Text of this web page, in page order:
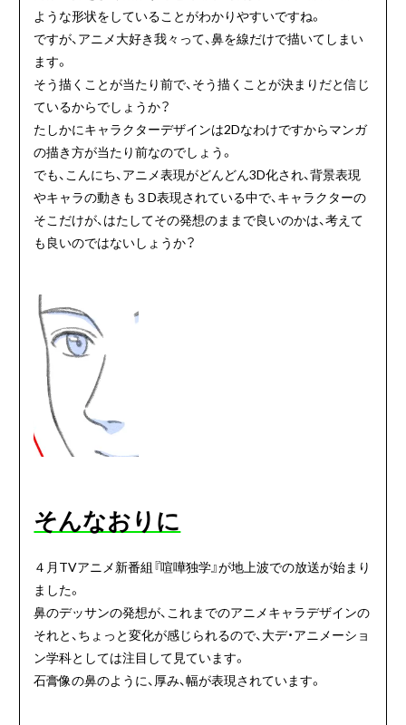
ような形状をしていることがわかりやすいですね。
ですが、アニメ大好き我々って、鼻を線だけで描いてしまい
ます。
そう描くことが当たり前で、そう描くことが決まりだと信じ
ているからでしょうか？
たしかにキャラクターデザインは2Dなわけですからマンガ
の描き方が当たり前なのでしょう。
でも、こんにち、アニメ表現がどんどん3D化され、背景表現
やキャラの動きも３D表現されている中で、キャラクターの
そこだけが、はたしてその発想のままで良いのかは、考えて
も良いのではないしょうか？
そんなおりに
４月TVアニメ新番組『喧嘩独学』が地上波での放送が始まり
ました。
鼻のデッサンの発想が、これまでのアニメキャラデザインの
それと、ちょっと変化が感じられるので、大デ・アニメーショ
ン学科としては注目して見ています。
石膏像の鼻のように、厚み、幅が表現されています。